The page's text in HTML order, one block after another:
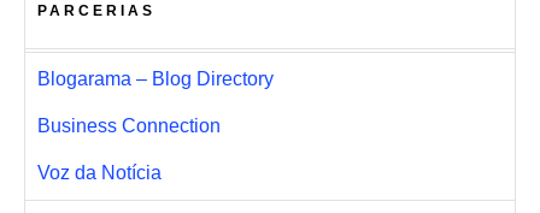
PARCERIAS
Blogarama – Blog Directory
Business Connection
Voz da Notícia